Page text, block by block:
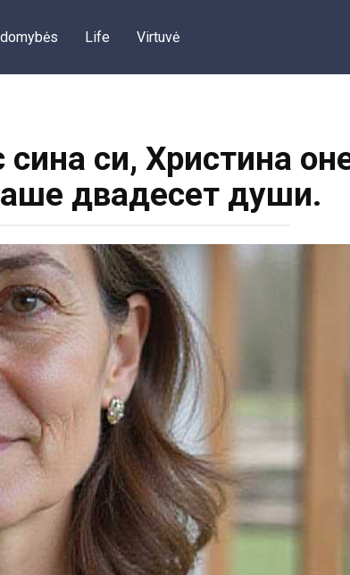
Life Virtuvė
сина си, Христина
двадесет души.